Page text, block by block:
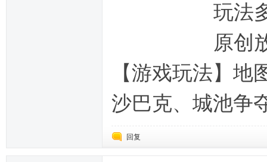
玩法多样，
原创放置类
【游戏玩法】
沙巴克、城池
回复